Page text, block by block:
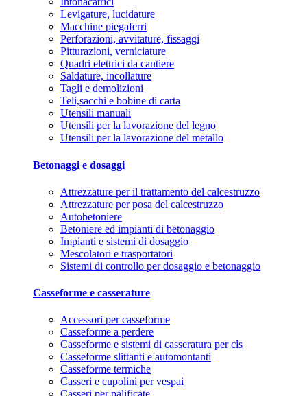
Levigature, lucidature
Macchine piegaferri
Perforazioni, avvitature, fissaggi
Pitturazioni, verniciature
Quadri elettrici da cantiere
Saldature, incollature
Tagli e demolizioni
Teli,sacchi e bobine di carta
Utensili manuali
Utensili per la lavorazione del legno
Utensili per la lavorazione del metallo
Betonaggi e dosaggi
Attrezzature per il trattamento del calcestruzzo
Attrezzature per posa del calcestruzzo
Autobetoniere
Betoniere ed impianti di betonaggio
Impianti e sistemi di dosaggio
Mescolatori e trasportatori
Sistemi di controllo per dosaggio e betonaggio
Casseforme e casserature
Accessori per casseforme
Casseforme a perdere
Casseforme e sistemi di casseratura per cls
Casseforme slittanti e automontanti
Casseforme termiche
Casseri e cupolini per vespai